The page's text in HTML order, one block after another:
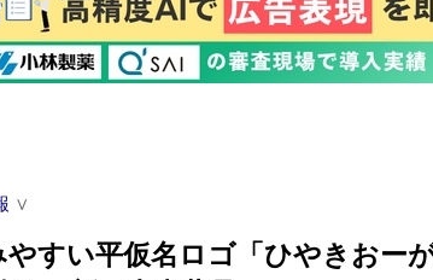
∨
やすい平仮名ロゴ「ひやきおー